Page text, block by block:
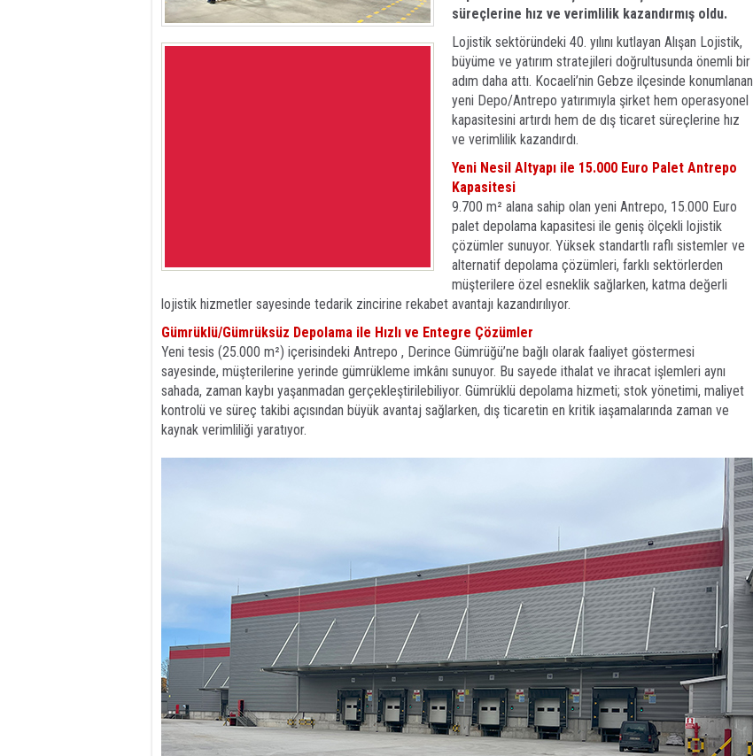
süreçlerine hız ve verimlilik kazandırmış oldu.
Lojistik sektöründeki 40. yılını kutlayan Alışan Lojistik,
büyüme ve yatırım stratejileri doğrultusunda önemli bir
adım daha attı. Kocaeli’nin Gebze ilçesinde konumlanan
yeni Depo/Antrepo yatırımıyla şirket hem operasyonel
kapasitesini artırdı hem de dış ticaret süreçlerine hız
ve verimlilik kazandırdı.
Yeni Nesil Altyapı ile 15.000 Euro Palet Antrepo
Kapasitesi
9.700 m² alana sahip olan yeni Antrepo, 15.000 Euro
palet depolama kapasitesi ile geniş ölçekli lojistik
çözümler sunuyor. Yüksek standartlı raflı sistemler ve
alternatif depolama çözümleri, farklı sektörlerden
müşterilere özel esneklik sağlarken, katma değerli
lojistik hizmetler sayesinde tedarik zincirine rekabet avantajı kazandırılıyor.
Gümrüklü/Gümrüksüz Depolama ile Hızlı ve Entegre Çözümler
Yeni tesis (25.000 m²) içerisindeki Antrepo , Derince Gümrüğü’ne bağlı olarak faaliyet göstermesi
sayesinde, müşterilerine yerinde gümrükleme imkânı sunuyor. Bu sayede ithalat ve ihracat işlemleri aynı
sahada, zaman kaybı yaşanmadan gerçekleştirilebiliyor. Gümrüklü depolama hizmeti; stok yönetimi, maliyet
kontrolü ve süreç takibi açısından büyük avantaj sağlarken, dış ticaretin en kritik iaşamalarında zaman ve
kaynak verimliliği yaratıyor.